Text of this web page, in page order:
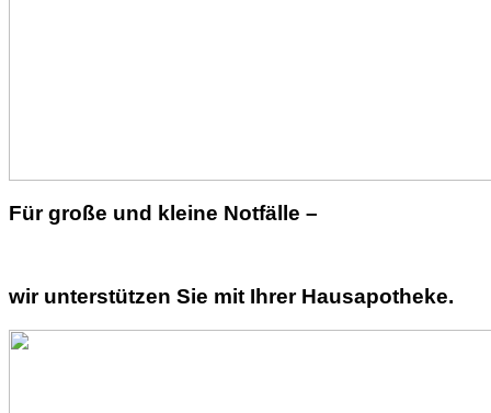
Für große und kleine Notfälle –
wir unterstützen Sie mit Ihrer Hausapotheke.